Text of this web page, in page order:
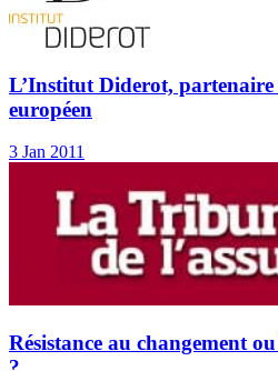
L’Institut Diderot,
européen
3 Jan 2011
Résistance au changement